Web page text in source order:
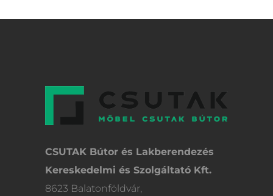
CSUTAK Bútor és Lakberendezés
Kereskedelmi és Szolgáltató Kft.
8623 Balatonföldvár,